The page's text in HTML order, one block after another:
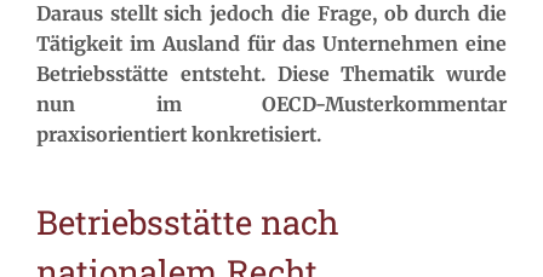
Daraus stellt sich jedoch die Frage, ob durch die
Tätigkeit im Ausland für das Unternehmen eine
Betriebsstätte entsteht. Diese Thematik wurde
nun im OECD-Musterkommentar
praxisorientiert konkretisiert.
Betriebsstätte nach